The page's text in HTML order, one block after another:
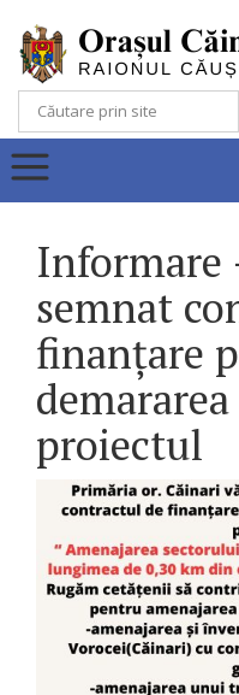
Informare
semnat
finanțare
proiectul